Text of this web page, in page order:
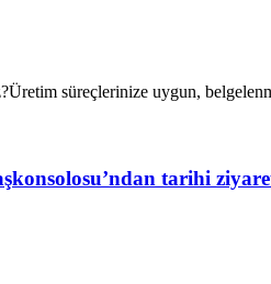
süreçlerinize uygun,
tarihi